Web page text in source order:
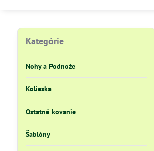
Kategórie
Nohy a Podnože
Kolieska
Ostatné kovanie
Šablóny